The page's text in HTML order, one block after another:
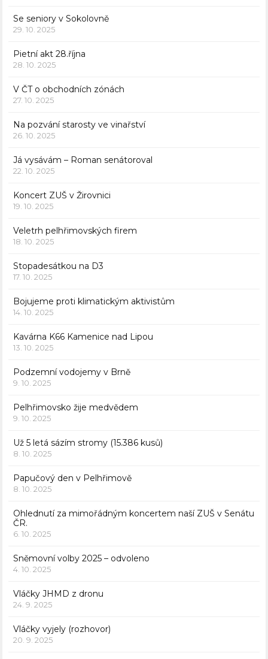
Se seniory v Sokolovně
29. 10. 2025
Pietní akt 28.října
28. 10. 2025
V ČT o obchodních zónách
27. 10. 2025
Na pozvání starosty ve vinařství
26. 10. 2025
Já vysávám – Roman senátoroval
22. 10. 2025
Koncert ZUŠ v Žirovnici
19. 10. 2025
Veletrh pelhřimovských firem
18. 10. 2025
Stopadesátkou na D3
17. 10. 2025
Bojujeme proti klimatickým aktivistům
14. 10. 2025
Kavárna K66 Kamenice nad Lipou
13. 10. 2025
Podzemní vodojemy v Brně
9. 10. 2025
Pelhřimovsko žije medvědem
9. 10. 2025
Už 5 letá sázím stromy (15.386 kusů)
8. 10. 2025
Papučový den v Pelhřimově
8. 10. 2025
Ohlednutí za mimořádným koncertem naší ZUŠ v Senátu
ČR.
6. 10. 2025
Sněmovní volby 2025 – odvoleno
4. 10. 2025
Vláčky JHMD z dronu
24. 9. 2025
Vláčky vyjely (rozhovor)
20. 9. 2025